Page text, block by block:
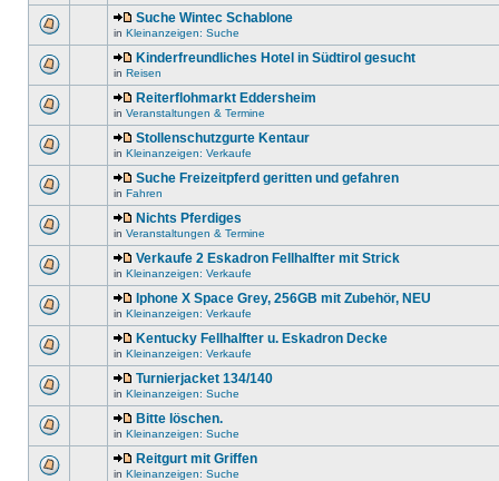
Suche Wintec Schablone
in Kleinanzeigen: Suche
Kinderfreundliches Hotel in Südtirol gesucht
in Reisen
Reiterflohmarkt Eddersheim
in Veranstaltungen & Termine
Stollenschutzgurte Kentaur
in Kleinanzeigen: Verkaufe
Suche Freizeitpferd geritten und gefahren
in Fahren
Nichts Pferdiges
in Veranstaltungen & Termine
Verkaufe 2 Eskadron Fellhalfter mit Strick
in Kleinanzeigen: Verkaufe
Iphone X Space Grey, 256GB mit Zubehör, NEU
in Kleinanzeigen: Verkaufe
Kentucky Fellhalfter u. Eskadron Decke
in Kleinanzeigen: Verkaufe
Turnierjacket 134/140
in Kleinanzeigen: Suche
Bitte löschen.
in Kleinanzeigen: Suche
Reitgurt mit Griffen
in Kleinanzeigen: Suche